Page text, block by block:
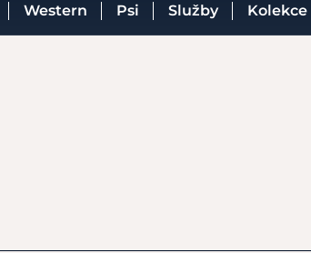
Western Psi Služby Kolekce